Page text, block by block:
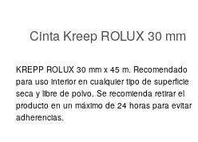
Cinta Kreep ROLUX 30 mm
KREPP ROLUX 30 mm x 45 m. Recomendado
para uso interior en cualquier tipo de superficie
seca y libre de polvo. Se recomienda retirar el
producto en un máximo de 24 horas para evitar
adherencias.